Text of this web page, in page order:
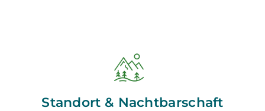
Standort & Nachtbarschaft